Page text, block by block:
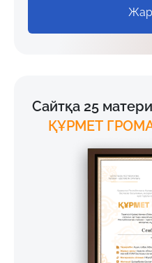
Сайтқа 25
ҚҰРМЕТ